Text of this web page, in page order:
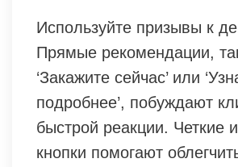
Используйте призывы к
Прямые рекомендации,
‘Закажите сейчас’ или
подробнее’, побуждают
быстрой реакции. Четкие
кнопки помогают